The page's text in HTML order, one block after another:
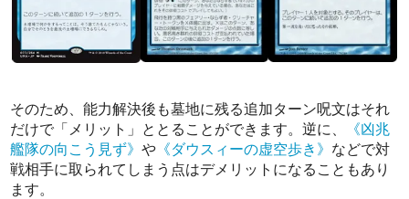
そのため、能力解決後も墓地に残る追加ターン呪文はそれ
だけで「メリット」ととることができます。逆に、
《凶兆
艦隊の向こう見ず》や 《ダウスィーの虚空歩き》 などで対
戦相手に取られてしまう点はデメリットになることもあり
ます。